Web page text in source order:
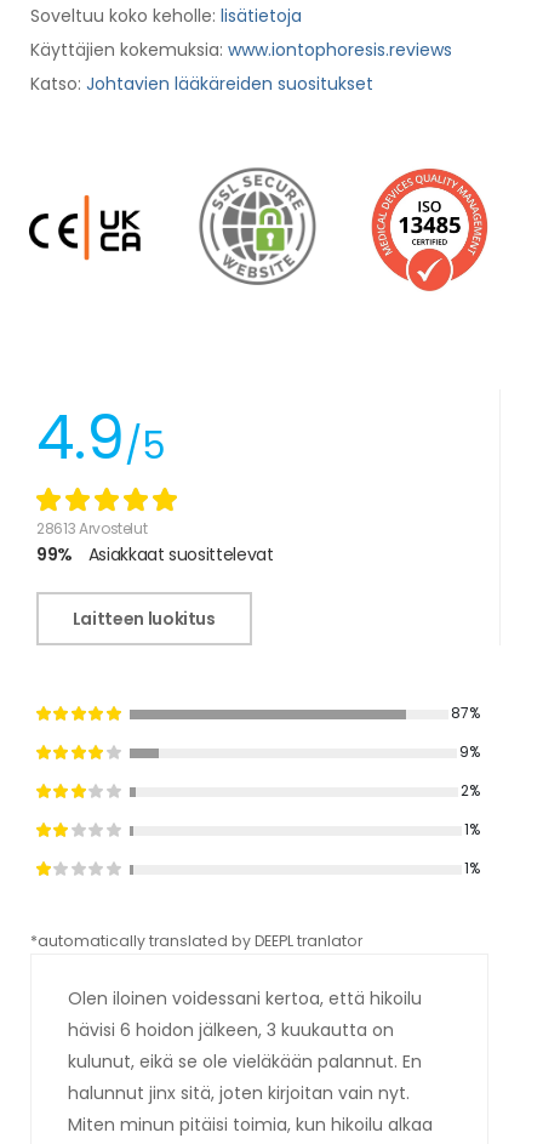
Soveltuu koko keholle: lisätietoja
Käyttäjien kokemuksia: www.iontophoresis.reviews
Katso: Johtavien lääkäreiden suositukset
4.9/5
28613 Arvostelut
99% Asiakkaat suosittelevat
Laitteen luokitus
87%
9%
2%
1%
1%
*automatically translated by DEEPL tranlator
Olen iloinen voidessani kertoa, että hikoilu
hävisi 6 hoidon jälkeen, 3 kuukautta on
kulunut, eikä se ole vieläkään palannut. En
halunnut jinx sitä, joten kirjoitan vain nyt.
Miten minun pitäisi toimia, kun hikoilu alkaa